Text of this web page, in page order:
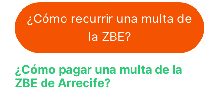
¿Cómo recurrir una multa de
la ZBE?
¿Cómo pagar una multa de la
ZBE de Arrecife?